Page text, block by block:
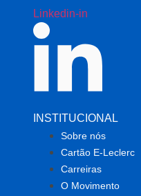
Linkedin-in
INSTITUCIONAL
Sobre nós
Cartão E-Leclerc
Carreiras
O Movimento